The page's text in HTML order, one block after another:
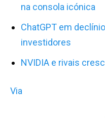
na consola icónica
ChatGPT em
investidores
NVIDIA e rivais
Via